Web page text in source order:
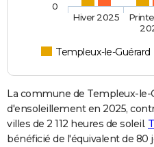
Templeux-le-Guérard
Hiver 2025
0
La commune de Templeux-le-
d'ensoleillement en 2025,
villes de 2 112 heures de soleil.
bénéficié de l'équivalent de 80